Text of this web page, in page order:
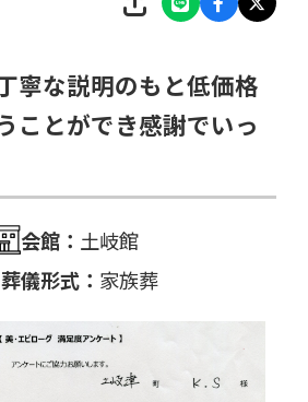
寧な説明のもと低価格
ことができ感謝でいっ
会館： 土岐館
葬儀形式： 家族葬